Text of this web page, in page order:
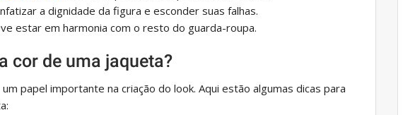
a dignidade da figura e esconder suas falhas.
estar em harmonia com o resto do guarda-roupa.
cor de uma jaqueta?
papel importante na criação do look. Aqui estão algumas dicas para